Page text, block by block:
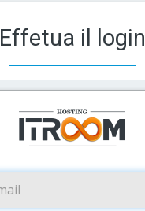
Effetua il login